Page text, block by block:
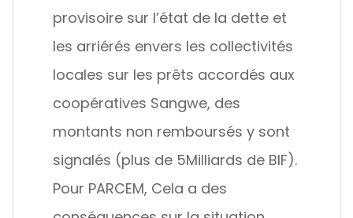
provisoire sur l’état de la dette et
les arriérés envers les collectivités
locales sur les prêts accordés aux
coopératives Sangwe, des
montants non remboursés y sont
signalés (plus de 5Milliards de BIF).
Pour PARCEM, Cela a des